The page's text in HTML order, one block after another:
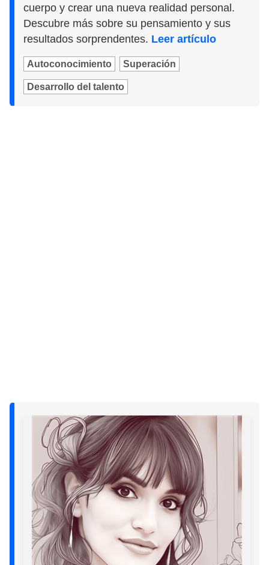
cuerpo y crear una nueva realidad personal.
Descubre más sobre su pensamiento y sus
resultados sorprendentes. Leer artículo
Autoconocimiento Superación
Desarrollo del talento